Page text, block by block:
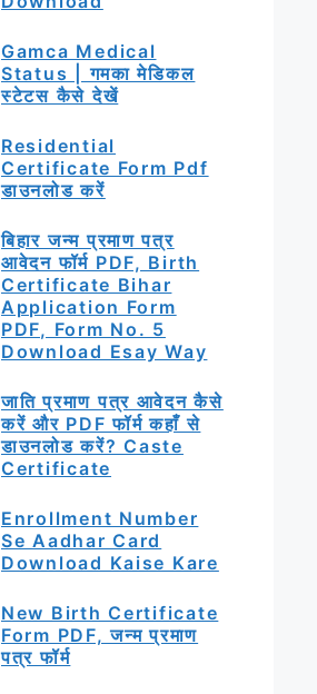
Gamca Medical
Status | गमका मेडिकल
स्टेटस कैसे देखें
Residential
Certificate Form Pdf
डाउनलोड करें
बिहार जन्म प्रमाण पत्र
आवेदन फॉर्म PDF, Birth
Certificate Bihar
Application Form
PDF, Form No. 5
Download Esay Way
जाति प्रमाण पत्र आवेदन कैसे
करें और PDF फॉर्म कहाँ से
डाउनलोड करें? Caste
Certificate
Enrollment Number
Se Aadhar Card
Download Kaise Kare
New Birth Certificate
Form PDF, जन्म प्रमाण
पत्र फॉर्म